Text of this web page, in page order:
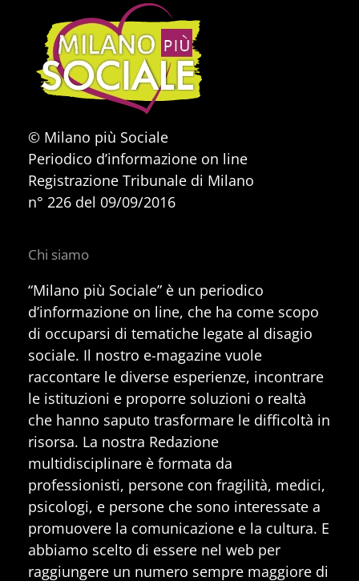
© Milano più Sociale
Periodico d’informazione on line
Registrazione Tribunale di Milano
n° 226 del 09/09/2016
Chi siamo
“Milano più Sociale” è un periodico
d’informazione on line, che ha come scopo
di occuparsi di tematiche legate al disagio
sociale. Il nostro e-magazine vuole
raccontare le diverse esperienze, incontrare
le istituzioni e proporre soluzioni o realtà
che hanno saputo trasformare le difficoltà in
risorsa. La nostra Redazione
multidisciplinare è formata da
professionisti, persone con fragilità, medici,
psicologi, e persone che sono interessate a
promuovere la comunicazione e la cultura. E
abbiamo scelto di essere nel web per
raggiungere un numero sempre maggiore di